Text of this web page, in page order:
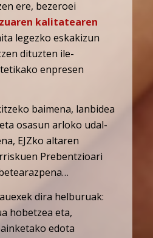
ere, bezeroei
kalitatearen
legezko eskakizun
dituzten ile-
enpresen
baimena, lanbidea
osasun arloko udal-
EJZko altaren
Prebentzioari
dira helburuak:
hobetzea eta,
edota